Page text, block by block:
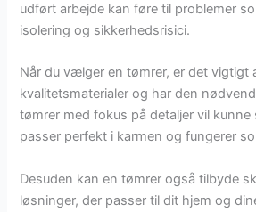
udført arbejde kan føre til problemer
isolering og sikkerhedsrisici.
Når du vælger en tømrer, er det vigtigt
kvalitetsmaterialer og har den
tømrer med fokus på detaljer vil kunne
passer perfekt i karmen og fungerer
Desuden kan en tømrer også tilbyde
løsninger, der passer til dit hjem og